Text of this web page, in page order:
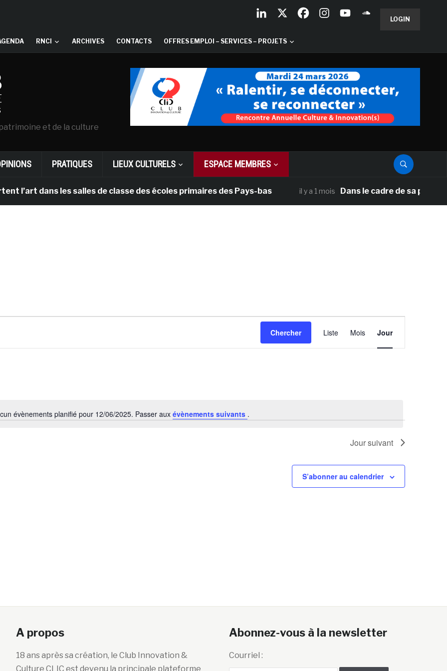
LOGIN
RNCI ARCHIVES CONTACTS OFFRES EMPLOI – SERVICES – PROJETS
et de la culture
PRATIQUES LIEUX CULTURELS ESPACE MEMBRES
l’art dans les salles de classe des écoles primaires des Pays-bas il y a 1 mois Dans le cadre de sa
Notice
évènements planifié pour 12/06/2025. Passer aux évènements suivants .
Chercher
de
vues
Liste Mois Jour
Jour suivant
S’abonner au calendrier
A propos
18 ans après sa création, le Club Innovation &
Culture CLIC est devenu la principale plateforme
Abonnez-vous à la newsletter
Courriel :